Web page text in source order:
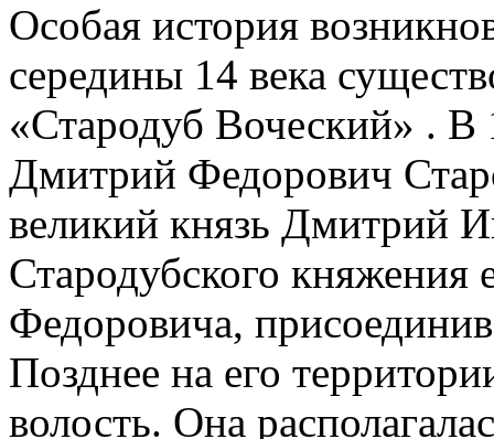
Особая история
середины 14 века
«Стародуб Воческий» . В
Дмитрий Федорович
великий князь Дмитрий
Стародубского княжения
Федоровича,
Позднее на его
волость. Она